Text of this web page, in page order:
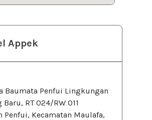
Appek
Baumata Penfui Lingkungan
RT 024/RW 011
Penfui, Kecamatan Maulafa,